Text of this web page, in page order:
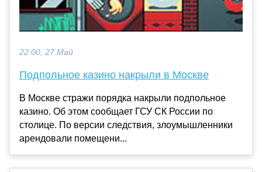
22:00, 27 Май
Подпольное казино накрыли в Москве
В Москве стражи порядка накрыли подпольное
казино. Об этом сообщает ГСУ СК России по
столице. По версии следствия, злоумышленники
арендовали помещени...